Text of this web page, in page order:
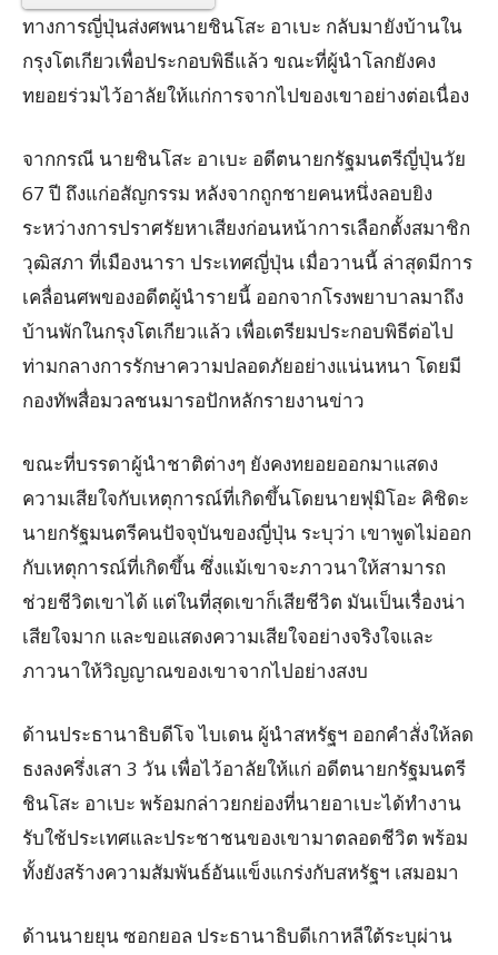
ทางการญี่ปุ่นส่งศพนายชินโสะ อาเบะ กลับมายังบ้านใน
กรุงโตเกียวเพื่อประกอบพิธีแล้ว ขณะที่ผู้นำโลกยังคง
ทยอยร่วมไว้อาลัยให้แก่การจากไปของเขาอย่างต่อเนื่อง
จากกรณี นายชินโสะ อาเบะ อดีตนายกรัฐมนตรีญี่ปุ่นวัย
67 ปี ถึงแก่อสัญกรรม หลังจากถูกชายคนหนึ่งลอบยิง
ระหว่างการปราศรัยหาเสียงก่อนหน้าการเลือกตั้งสมาชิก
วุฒิสภา ที่เมืองนารา ประเทศญี่ปุ่น เมื่อวานนี้ ล่าสุดมีการ
เคลื่อนศพของอดีตผู้นำรายนี้ ออกจากโรงพยาบาลมาถึง
บ้านพักในกรุงโตเกียวแล้ว เพื่อเตรียมประกอบพิธีต่อไป
ท่ามกลางการรักษาความปลอดภัยอย่างแน่นหนา โดยมี
กองทัพสื่อมวลชนมารอปักหลักรายงานข่าว
ขณะที่บรรดาผู้นำชาติต่างๆ ยังคงทยอยออกมาแสดง
ความเสียใจกับเหตุการณ์ที่เกิดขึ้นโดยนายฟุมิโอะ คิชิดะ
นายกรัฐมนตรีคนปัจจุบันของญี่ปุ่น ระบุว่า เขาพูดไม่ออก
กับเหตุการณ์ที่เกิดขึ้น ซึ่งแม้เขาจะภาวนาให้สามารถ
ช่วยชีวิตเขาได้ แต่ในที่สุดเขาก็เสียชีวิต มันเป็นเรื่องน่า
เสียใจมาก และขอแสดงความเสียใจอย่างจริงใจและ
ภาวนาให้วิญญาณของเขาจากไปอย่างสงบ
ด้านประธานาธิบดีโจ ไบเดน ผู้นำสหรัฐฯ ออกคำสั่งให้ลด
ธงลงครึ่งเสา 3 วัน เพื่อไว้อาลัยให้แก่ อดีตนายกรัฐมนตรี
ชินโสะ อาเบะ พร้อมกล่าวยกย่องที่นายอาเบะได้ทำงาน
รับใช้ประเทศและประชาชนของเขามาตลอดชีวิต พร้อม
ทั้งยังสร้างความสัมพันธ์อันแข็งแกร่งกับสหรัฐฯ เสมอมา
ด้านนายยุน ซอกยอล ประธานาธิบดีเกาหลีใต้ระบุผ่าน